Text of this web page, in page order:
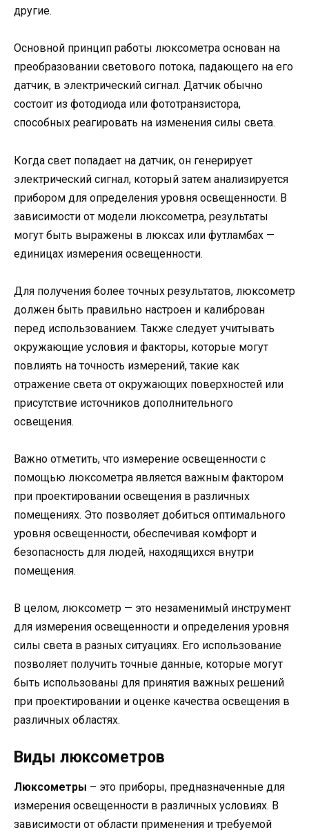
другие.
Основной принцип работы люксометра основан на
преобразовании светового потока, падающего на его
датчик, в электрический сигнал. Датчик обычно
состоит из фотодиода или фототранзистора,
способных реагировать на изменения силы света.
Когда свет попадает на датчик, он генерирует
электрический сигнал, который затем анализируется
прибором для определения уровня освещенности. В
зависимости от модели люксометра, результаты
могут быть выражены в люксах или футламбах —
единицах измерения освещенности.
Для получения более точных результатов, люксометр
должен быть правильно настроен и калиброван
перед использованием. Также следует учитывать
окружающие условия и факторы, которые могут
повлиять на точность измерений, такие как
отражение света от окружающих поверхностей или
присутствие источников дополнительного
освещения.
Важно отметить, что измерение освещенности с
помощью люксометра является важным фактором
при проектировании освещения в различных
помещениях. Это позволяет добиться оптимального
уровня освещенности, обеспечивая комфорт и
безопасность для людей, находящихся внутри
помещения.
В целом, люксометр — это незаменимый инструмент
для измерения освещенности и определения уровня
силы света в разных ситуациях. Его использование
позволяет получить точные данные, которые могут
быть использованы для принятия важных решений
при проектировании и оценке качества освещения в
различных областях.
Виды люксометров
Люксометры – это приборы, предназначенные для
измерения освещенности в различных условиях. В
зависимости от области применения и требуемой